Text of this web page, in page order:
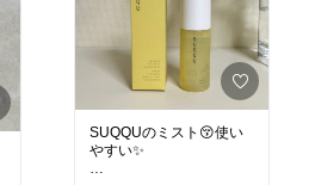
SUQQUのミスト😚使い
やすい✨